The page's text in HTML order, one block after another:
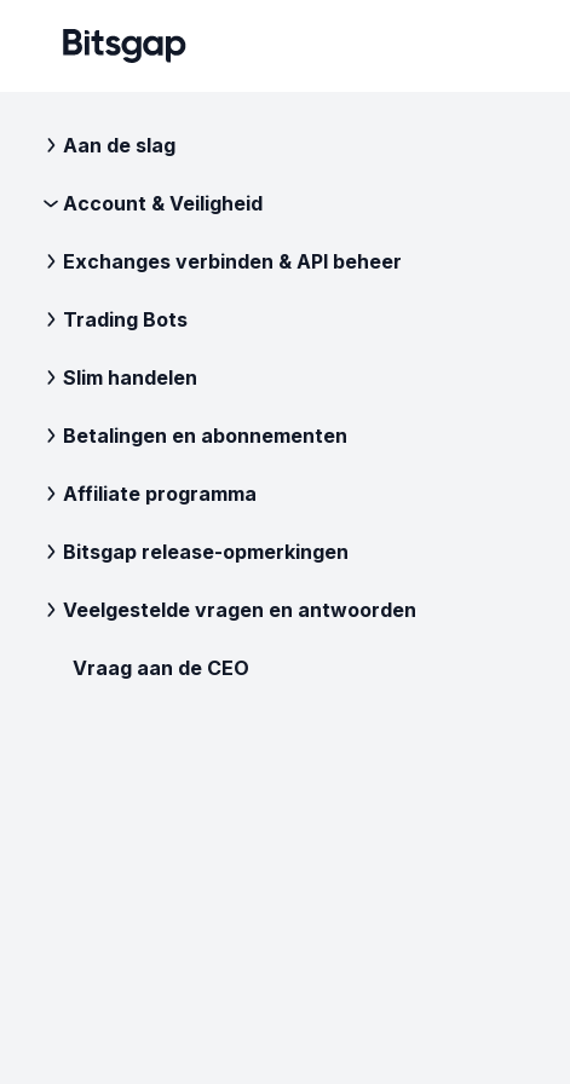
Aan de slag
Account & Veiligheid
Exchanges verbinden & API beheer
Trading Bots
Slim handelen
Betalingen en abonnementen
Affiliate programma
Bitsgap release-opmerkingen
Veelgestelde vragen en antwoorden
Vraag aan de CEO